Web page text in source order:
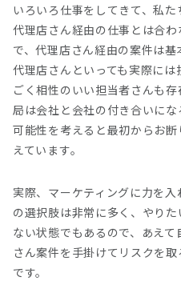
いろいろ仕事をしてきて、私
代理店さん経由の仕事とは合
で、代理店さん経由の案件は
代理店さんといっても実際に
ごく相性のいい担当者さんも
局は会社と会社の付き合いに
可能性を考えると最初からお
えています。
実際、マーケティングに力を
の選択肢は非常に多く、やり
ない状態でもあるので、あえ
さん案件を手掛けてリスクを
です。